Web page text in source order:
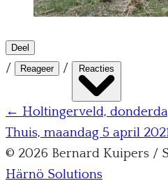
Deel
/ Reageer / Reacties
← Holtingerveld,
Thuis, maandag 5 april
© 2026 Bernard Kuipers /
Härnö Solutions